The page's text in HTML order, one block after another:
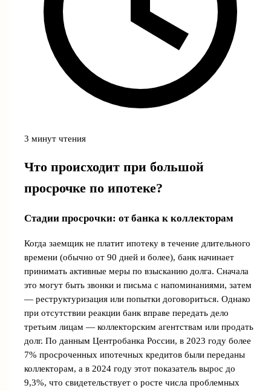
3 минут чтения
Что происходит при большой
просрочке по ипотеке?
Стадии просрочки: от банка к коллекторам
Когда заемщик не платит ипотеку в течение длительного
времени (обычно от 90 дней и более), банк начинает
принимать активные меры по взысканию долга. Сначала
это могут быть звонки и письма с напоминаниями, затем
— реструктуризация или попытки договориться. Однако
при отсутствии реакции банк вправе передать дело
третьим лицам — коллекторским агентствам или продать
долг. По данным Центробанка России, в 2023 году более
7% просроченных ипотечных кредитов были переданы
коллекторам, а в 2024 году этот показатель вырос до
9,3%, что свидетельствует о росте числа проблемных